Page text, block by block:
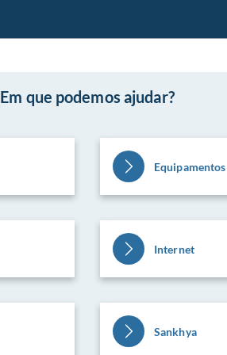
Em que podemos ajudar?
Equipamentos
Internet
Sankhya